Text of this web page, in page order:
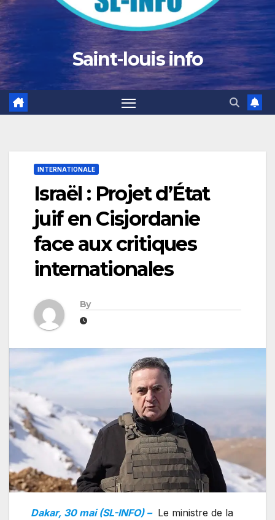
Saint-louis info
INTERNATIONALE
Israël : Projet d’État
juif en Cisjordanie
face aux critiques
internationales
By
Dakar, 30 mai (SL-INFO) – Le ministre de la